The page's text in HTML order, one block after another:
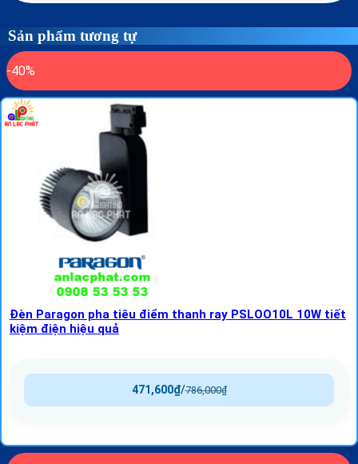
Sản phẩm tương tự
-40%
Đèn Paragon pha tiêu điểm thanh ray PSLOO10L 10W tiết
kiệm điện hiệu quả
786,000₫
/
471,600₫